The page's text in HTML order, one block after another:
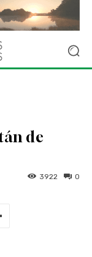
de
0
3922